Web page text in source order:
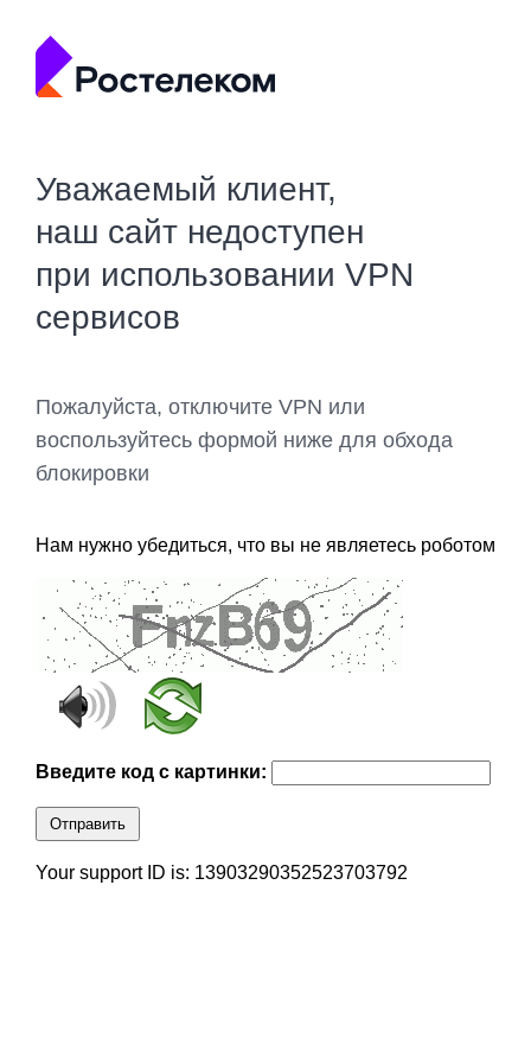
Уважаемый клиент,
наш сайт недоступен
при использовании VPN
сервисов
Пожалуйста, отключите VPN или
воспользуйтесь формой ниже для обхода
блокировки
Нам нужно убедиться, что вы не являетесь роботом
Введите код с картинки:
Отправить
Your support ID is: 13903290352523703792